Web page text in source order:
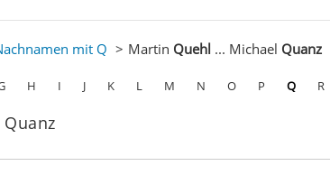
mit Q Martin Quehl ... Michael Quanz
H I J K L M N O P Q R